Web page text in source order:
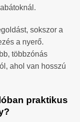
sokszor a
a nyerő.
többzónás
ahol van hosszú
praktikus